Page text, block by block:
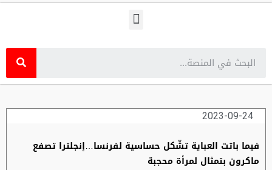
2023-09-24
فيما باتت العباية تشّكل حساسية لفرنسا…إنجلترا تصفع
ماكرون بتمثال لمرأة محجبة